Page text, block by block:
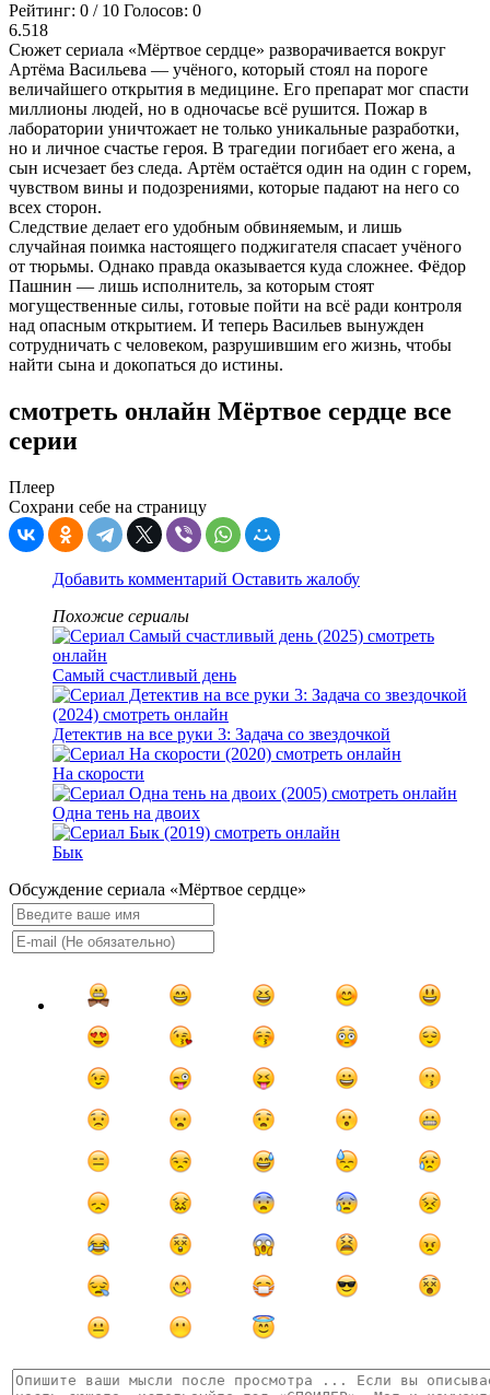
Рейтинг: 0 / 10 Голосов: 0
6.518
Сюжет сериала «Мёртвое сердце» разворачивается вокруг
Артёма Васильева — учёного, который стоял на пороге
величайшего открытия в медицине. Его препарат мог спасти
миллионы людей, но в одночасье всё рушится. Пожар в
лаборатории уничтожает не только уникальные разработки,
но и личное счастье героя. В трагедии погибает его жена, а
сын исчезает без следа. Артём остаётся один на один с горем,
чувством вины и подозрениями, которые падают на него со
всех сторон.
Следствие делает его удобным обвиняемым, и лишь
случайная поимка настоящего поджигателя спасает учёного
от тюрьмы. Однако правда оказывается куда сложнее. Фёдор
Пашнин — лишь исполнитель, за которым стоят
могущественные силы, готовые пойти на всё ради контроля
над опасным открытием. И теперь Васильев вынужден
сотрудничать с человеком, разрушившим его жизнь, чтобы
найти сына и докопаться до истины.
смотреть онлайн Мёртвое сердце все
серии
Плеер
Сохрани себе на страницу
Добавить комментарий Оставить жалобу
Похожие сериалы
Самый счастливый день
Детектив на все руки 3: Задача со звездочкой
На скорости
Одна тень на двоих
Бык
Обсуждение сериала «Мёртвое сердце»